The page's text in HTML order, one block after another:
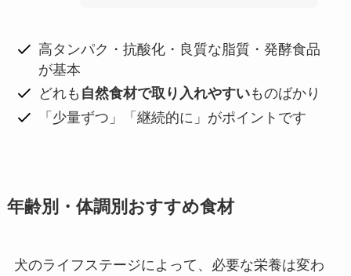
高タンパク・抗酸化・良質な脂質・発酵食品
が基本
どれも 自然食材で取り入れやすいものばかり
「少量ずつ」「継続的に」がポイントです
年齢別・体調別おすすめ食材
犬のライフステージによって、必要な栄養は変わ